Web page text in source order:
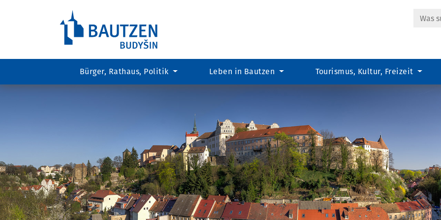
Hauptregion
Bürger, Rathaus, Politik Leben in Bautzen Tourismus, Kultur, Freizeit